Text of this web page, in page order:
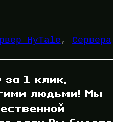
HyTale , Сервера
за 1 клик,
людьми! Мы